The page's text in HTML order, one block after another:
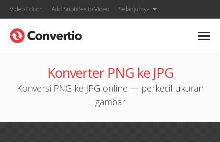
Video Editor Add Subtitles to Video Selanjutnya
Konverter PNG ke JPG
Konversi PNG ke JPG online — perkecil ukuran
gambar